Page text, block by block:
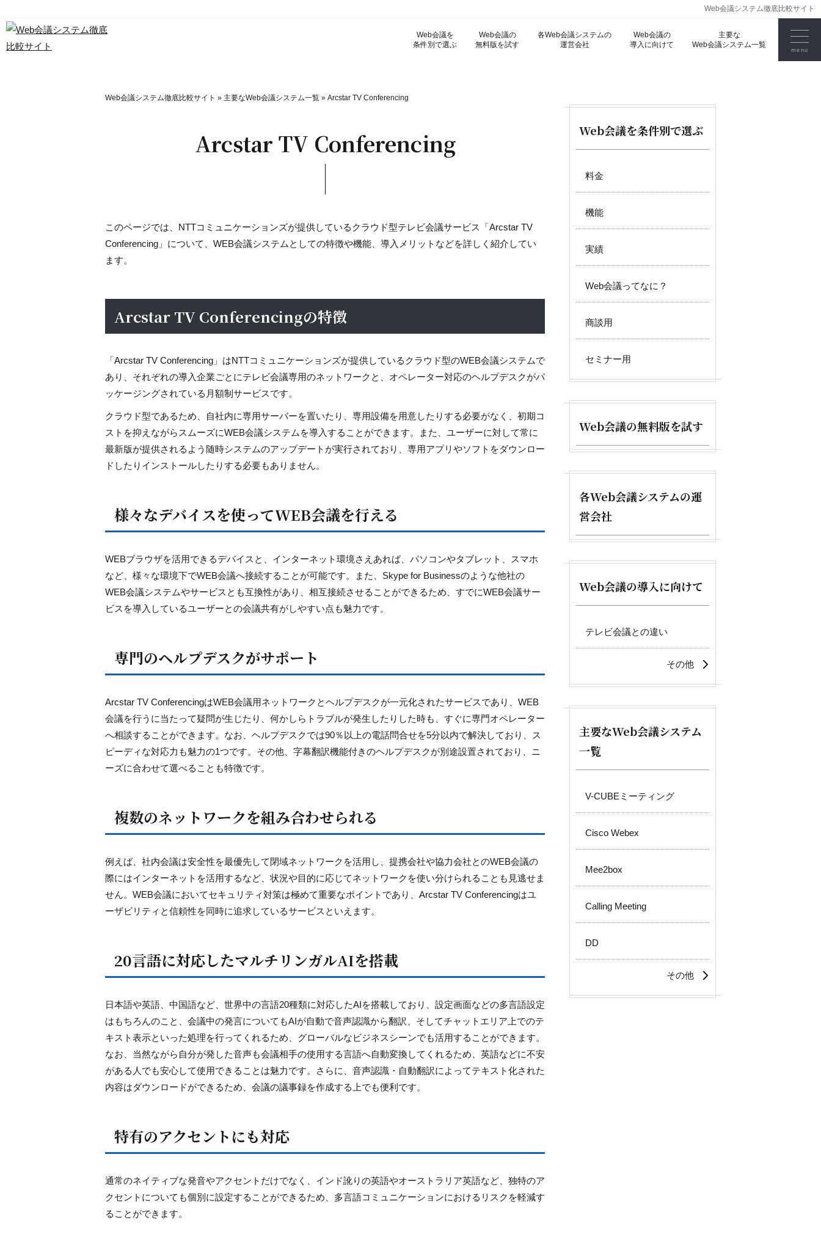
Web会議システム徹底比較サイト
Web会議を
条件別で選ぶ
Web会議の
無料版を試す
各Web会議システムの
運営会社
Web会議の
導入に向けて
主要な
Web会議システム一覧
Web会議システム徹底比較サイト » 主要なWeb会議システム一覧 » Arcstar TV Conferencing
Arcstar TV Conferencing
このページでは、NTTコミュニケーションズが提供しているクラウド型テレビ会議サービス「Arcstar TV
Conferencing」について、WEB会議システムとしての特徴や機能、導入メリットなどを詳しく紹介してい
ます。
Arcstar TV Conferencingの特徴
「Arcstar TV Conferencing」はNTTコミュニケーションズが提供しているクラウド型のWEB会議システムで
あり、それぞれの導入企業ごとにテレビ会議専用のネットワークと、オペレーター対応のヘルプデスクがパ
ッケージングされている月額制サービスです。
クラウド型であるため、自社内に専用サーバーを置いたり、専用設備を用意したりする必要がなく、初期コ
ストを抑えながらスムーズにWEB会議システムを導入することができます。また、ユーザーに対して常に
最新版が提供されるよう随時システムのアップデートが実行されており、専用アプリやソフトをダウンロー
ドしたりインストールしたりする必要もありません。
様々なデバイスを使ってWEB会議を行える
WEBブラウザを活用できるデバイスと、インターネット環境さえあれば、パソコンやタブレット、スマホ
など、様々な環境下でWEB会議へ接続することが可能です。また、Skype for Businessのような他社の
WEB会議システムやサービスとも互換性があり、相互接続させることができるため、すでにWEB会議サー
ビスを導入しているユーザーとの会議共有がしやすい点も魅力です。
専門のヘルプデスクがサポート
Arcstar TV ConferencingはWEB会議用ネットワークとヘルプデスクが一元化されたサービスであり、WEB
会議を行うに当たって疑問が生じたり、何かしらトラブルが発生したりした時も、すぐに専門オペレーター
へ相談することができます。なお、ヘルプデスクでは90％以上の電話問合せを5分以内で解決しており、ス
ピーディな対応力も魅力の1つです。その他、字幕翻訳機能付きのヘルプデスクが別途設置されており、ニ
ーズに合わせて選べることも特徴です。
複数のネットワークを組み合わせられる
例えば、社内会議は安全性を最優先して閉域ネットワークを活用し、提携会社や協力会社とのWEB会議の
際にはインターネットを活用するなど、状況や目的に応じてネットワークを使い分けられることも見逃せま
せん。WEB会議においてセキュリティ対策は極めて重要なポイントであり、Arcstar TV Conferencingはユ
ーザビリティと信頼性を同時に追求しているサービスといえます。
20言語に対応したマルチリンガルAIを搭載
日本語や英語、中国語など、世界中の言語20種類に対応したAIを搭載しており、設定画面などの多言語設定
はもちろんのこと、会議中の発言についてもAIが自動で音声認識から翻訳、そしてチャットエリア上でのテ
キスト表示といった処理を行ってくれるため、グローバルなビジネスシーンでも活用することができます。
なお、当然ながら自分が発した音声も会議相手の使用する言語へ自動変換してくれるため、英語などに不安
がある人でも安心して使用できることは魅力です。さらに、音声認識・自動翻訳によってテキスト化された
内容はダウンロードができるため、会議の議事録を作成する上でも便利です。
特有のアクセントにも対応
通常のネイティブな発音やアクセントだけでなく、インド訛りの英語やオーストラリア英語など、独特のア
クセントについても個別に設定することができるため、多言語コミュニケーションにおけるリスクを軽減す
ることができます。
Web会議を条件別で選ぶ
料金
機能
実績
Web会議ってなに？
商談用
セミナー用
Web会議の無料版を試す
各Web会議システムの運
営会社
Web会議の導入に向けて
テレビ会議との違い
その他
主要なWeb会議システム
一覧
V-CUBEミーティング
Cisco Webex
Mee2box
Calling Meeting
DD
その他